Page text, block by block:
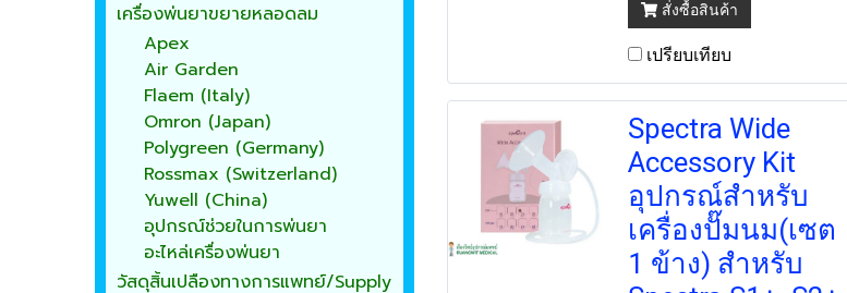
สั่งซื้อสินค้า
เปรียบเทียบ
Spectra Wide
Accessory Kit
อุปกรณ์สำหรับ
เครื่องปั๊มนม(เซต
1 ข้าง) สำหรับ
เครื่องพ่นยาขยายหลอดลม
Apex
Air Garden
Flaem (Italy)
Omron (Japan)
Polygreen (Germany)
Rossmax (Switzerland)
Yuwell (China)
อุปกรณ์ช่วยในการพ่นยา
อะไหล่เครื่องพ่นยา
วัสดุสิ้นเปลืองทางการแพทย์/Supply